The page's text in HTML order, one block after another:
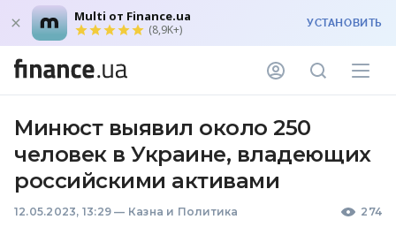
Multi от Finance.ua
(8,9K+) УСТАНОВИТЬ
Минюст выявил около 250
человек в Украине, владеющих
российскими активами
12.05.2023, 13:29 — Казна и Политика 274